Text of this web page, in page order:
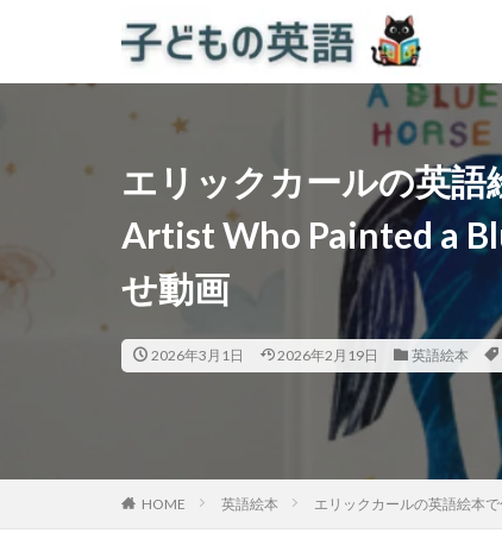
エリックカールの英
Artist Who Painted a
せ動画
2026年3月1日 2026年2月19日 英語絵本
HOME 英語絵本 エリックカールの英語絵本